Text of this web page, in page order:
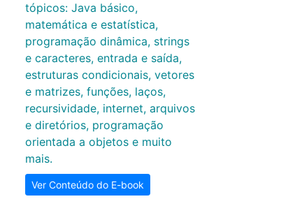
tópicos: Java básico,
matemática e estatística,
programação dinâmica, strings
e caracteres, entrada e saída,
estruturas condicionais, vetores
e matrizes, funções, laços,
recursividade, internet, arquivos
e diretórios, programação
orientada a objetos e muito
mais.
Ver Conteúdo do E-book